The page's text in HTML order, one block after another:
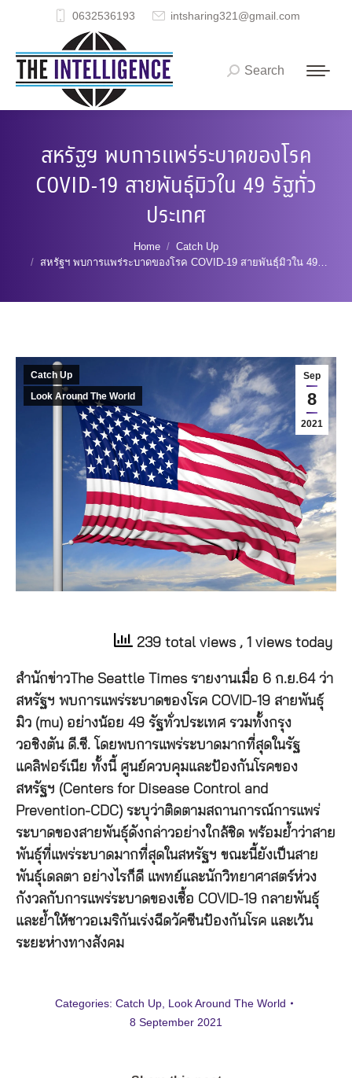
0632536193 intsharing321@gmail.com
Search:
Search
สหรัฐฯ พบการแพร่ระบาดของโรค
COVID-19 สายพันธุ์มิวใน 49 รัฐทั่ว
ประเทศ
Home
Catch Up
สหรัฐฯ พบการแพร่ระบาดของโรค COVID-19 สายพันธุ์มิวใน 49…
Sep
8
2021
Catch Up
Look Around The World
239 total views , 1 views today
สำนักข่าวThe Seattle Times รายงานเมื่อ 6 ก.ย.64 ว่า
สหรัฐฯ พบการแพร่ระบาดของโรค COVID-19 สายพันธุ์
มิว (mu) อย่างน้อย 49 รัฐทั่วประเทศ รวมทั้งกรุง
วอชิงตัน ดี.ซี. โดยพบการแพร่ระบาดมากที่สุดในรัฐ
แคลิฟอร์เนีย ทั้งนี้ ศูนย์ควบคุมและป้องกันโรคของ
สหรัฐฯ (Centers for Disease Control and
Prevention-CDC) ระบุว่าติดตามสถานการณ์การแพร่
ระบาดของสายพันธุ์ดังกล่าวอย่างใกล้ชิด พร้อมย้ำว่าสาย
พันธุ์ที่แพร่ระบาดมากที่สุดในสหรัฐฯ ขณะนี้ยังเป็นสาย
พันธุ์เดลตา อย่างไรก็ดี แพทย์และนักวิทยาศาสตร์ห่วง
กังวลกับการแพร่ระบาดของเชื้อ COVID-19 กลายพันธุ์
และย้ำให้ชาวอเมริกันเร่งฉีดวัคซีนป้องกันโรค และเว้น
ระยะห่างทางสังคม
Categories: Catch Up, Look Around The World
8 September 2021